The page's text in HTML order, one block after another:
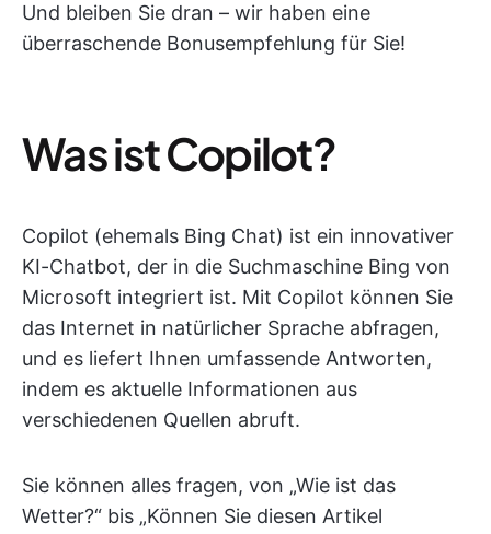
Und bleiben Sie dran – wir haben eine
überraschende Bonusempfehlung für Sie!
Was ist Copilot?
Copilot (ehemals Bing Chat) ist ein innovativer
KI-Chatbot, der in die Suchmaschine Bing von
Microsoft integriert ist. Mit Copilot können Sie
das Internet in natürlicher Sprache abfragen,
und es liefert Ihnen umfassende Antworten,
indem es aktuelle Informationen aus
verschiedenen Quellen abruft.
Sie können alles fragen, von „Wie ist das
Wetter?“ bis „Können Sie diesen Artikel